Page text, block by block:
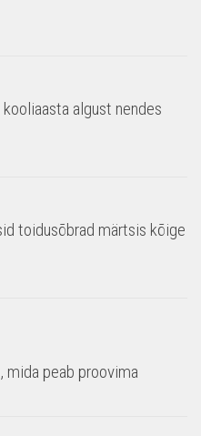
algust nendes
toidusõbrad märtsis kõige
mida peab proovima